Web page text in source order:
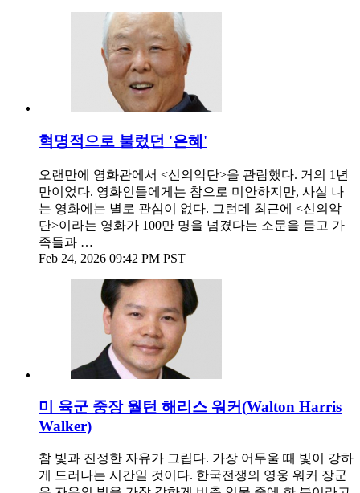
혁명적으로 불렀던 '은혜'
오랜만에 영화관에서 <신의악단>을 관람했다. 거의 1년
만이었다. 영화인들에게는 참으로 미안하지만, 사실 나
는 영화에는 별로 관심이 없다. 그런데 최근에 <신의악
단>이라는 영화가 100만 명을 넘겼다는 소문을 듣고 가
족들과 …
Feb 24, 2026 09:42 PM PST
미 육군 중장 월턴 해리스 워커(Walton Harris
Walker)
참 빛과 진정한 자유가 그립다. 가장 어두울 때 빛이 강하
게 드러나는 시간일 것이다. 한국전쟁의 영웅 워커 장군